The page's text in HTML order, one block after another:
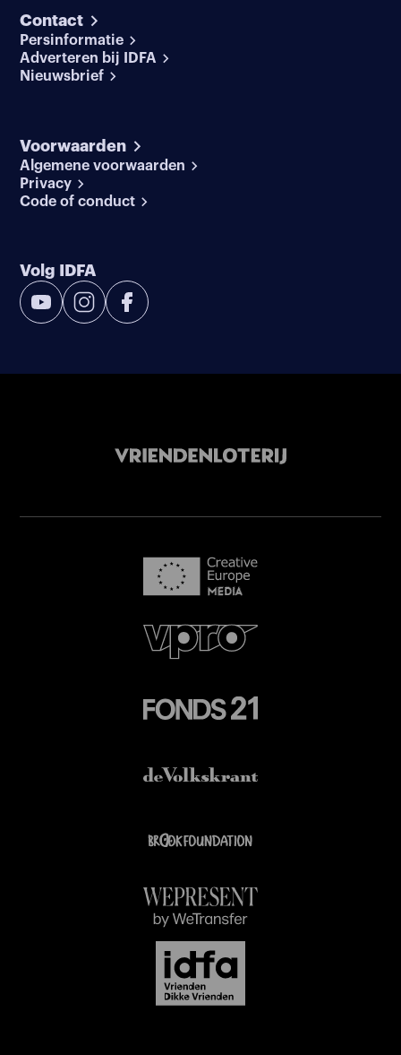
Contact
Persinformatie
Adverteren bij IDFA
Nieuwsbrief
Voorwaarden
Algemene voorwaarden
Privacy
Code of conduct
Volg IDFA